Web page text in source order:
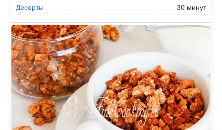
Десерты 30 минут